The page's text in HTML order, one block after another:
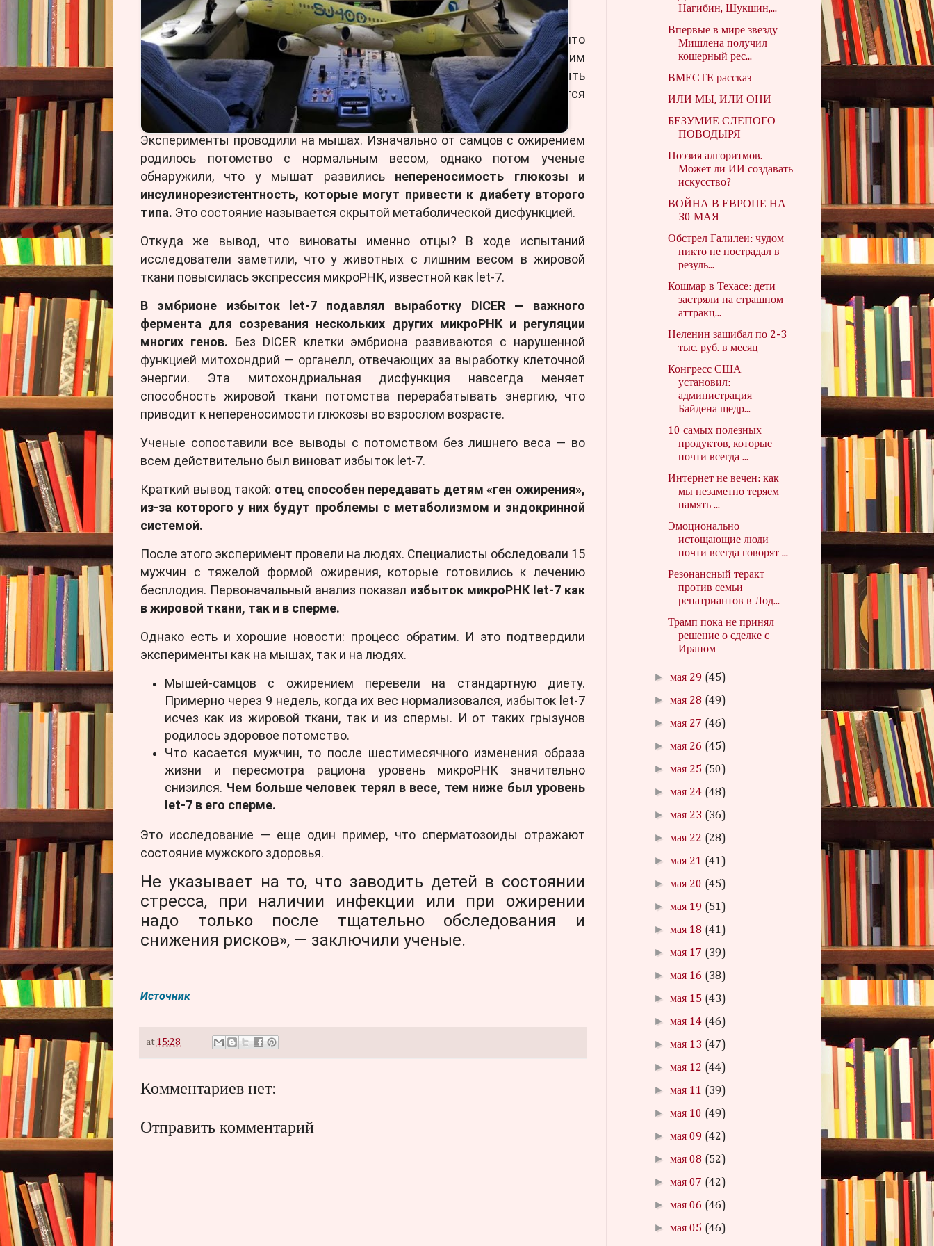
В научной литературе уже есть убедительные доказательства, что
ожирение как у матери, так и у отца может привести к метаболическим
изменениям у детей.
В новой работеэкспертам удалось раскрыть
механизм, с помощью которого эта наследственность передается
эмбриону от отца через сперматозоиды.
Эксперименты проводили на мышах. Изначально от самцов с ожирением
родилось потомство с нормальным весом, однако потом ученые
обнаружили, что у мышат развились непереносимость глюкозы и
инсулинорезистентность, которые могут привести к диабету второго
типа. Это состояние называется скрытой метаболической дисфункцией.
Откуда же вывод, что виноваты именно отцы? В ходе испытаний
исследователи заметили, что у животных с лишним весом в жировой
ткани повысилась экспрессия микроРНК, известной как let-7.
В эмбрионе избыток let-7 подавлял выработку DICER — важного
фермента для созревания нескольких других микроРНК и регуляции
многих генов. Без DICER клетки эмбриона развиваются с нарушенной
функцией митохондрий — органелл, отвечающих за выработку клеточной
энергии. Эта митохондриальная дисфункция навсегда меняет
способность жировой ткани потомства перерабатывать энергию, что
приводит к непереносимости глюкозы во взрослом возрасте.
Ученые сопоставили все выводы с потомством без лишнего веса — во
всем действительно был виноват избыток let-7.
Краткий вывод такой: отец способен передавать детям «ген ожирения»,
из-за которого у них будут проблемы с метаболизмом и эндокринной
системой.
После этого эксперимент провели на людях. Специалисты обследовали 15
мужчин с тяжелой формой ожирения, которые готовились к лечению
бесплодия. Первоначальный анализ показал избыток микроРНК let-7 как
в жировой ткани, так и в сперме.
Однако есть и хорошие новости: процесс обратим. И это подтвердили
эксперименты как на мышах, так и на людях.
Мышей-самцов с ожирением перевели на стандартную диету.
Примерно через 9 недель, когда их вес нормализовался, избыток let-7
исчез как из жировой ткани, так и из спермы. И от таких грызунов
родилось здоровое потомство.
Что касается мужчин, то после шестимесячного изменения образа
жизни и пересмотра рациона уровень микроРНК значительно
снизился. Чем больше человек терял в весе, тем ниже был уровень
let-7 в его сперме.
Это исследование — еще один пример, что сперматозоиды отражают
состояние мужского здоровья.
Не указывает на то, что заводить детей в состоянии
стресса, при наличии инфекции или при ожирении
надо только после тщательно обследования и
снижения рисков», — заключили ученые.
Источник
at 15:28
Комментариев нет:
Отправить комментарий
Нагибин, Шукшин,...
Впервые в мире звезду
Мишлена получил
кошерный рес...
ВМЕСТЕ рассказ
ИЛИ МЫ, ИЛИ ОНИ
БЕЗУМИЕ СЛЕПОГО
ПОВОДЫРЯ
Поэзия алгоритмов.
Может ли ИИ создавать
искусство?
ВОЙНА В ЕВРОПЕ НА
30 МАЯ
Обстрел Галилеи: чудом
никто не пострадал в
резуль...
Кошмар в Техасе: дети
застряли на страшном
аттракц...
Неленин зашибал по 2-3
тыс. руб. в месяц
Конгресс США
установил:
администрация
Байдена щедр...
10 самых полезных
продуктов, которые
почти всегда ...
Интернет не вечен: как
мы незаметно теряем
память ...
Эмоционально
истощающие люди
почти всегда говорят ...
Резонансный теракт
против семьи
репатриантов в Лод...
Трамп пока не принял
решение о сделке с
Ираном
►мая 29 (45)
►мая 28 (49)
►мая 27 (46)
►мая 26 (45)
►мая 25 (50)
►мая 24 (48)
►мая 23 (36)
►мая 22 (28)
►мая 21 (41)
►мая 20 (45)
►мая 19 (51)
►мая 18 (41)
►мая 17 (39)
►мая 16 (38)
►мая 15 (43)
►мая 14 (46)
►мая 13 (47)
►мая 12 (44)
►мая 11 (39)
►мая 10 (49)
►мая 09 (42)
►мая 08 (52)
►мая 07 (42)
►мая 06 (46)
►мая 05 (46)